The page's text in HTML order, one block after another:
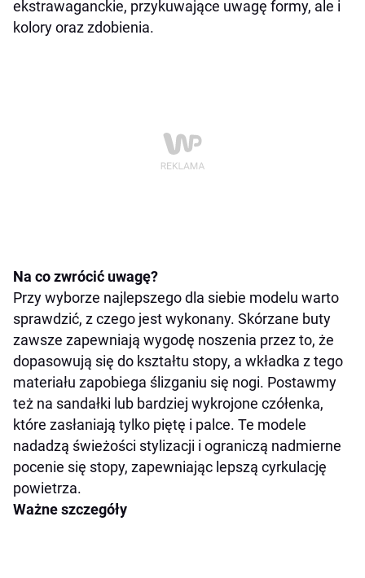
ekstrawaganckie, przykuwające uwagę formy, ale i
kolory oraz zdobienia.
Na co zwrócić uwagę?
Przy wyborze najlepszego dla siebie modelu warto
sprawdzić, z czego jest wykonany. Skórzane buty
zawsze zapewniają wygodę noszenia przez to, że
dopasowują się do kształtu stopy, a wkładka z tego
materiału zapobiega ślizganiu się nogi. Postawmy
też na sandałki lub bardziej wykrojone czółenka,
które zasłaniają tylko piętę i palce. Te modele
nadadzą świeżości stylizacji i ograniczą nadmierne
pocenie się stopy, zapewniając lepszą cyrkulację
powietrza.
Ważne szczegóły